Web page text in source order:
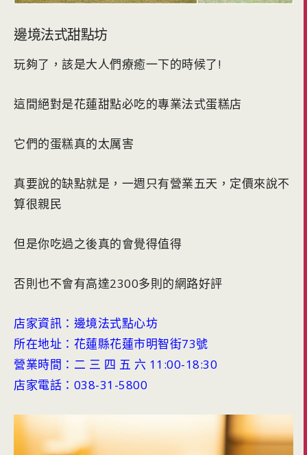
邊境法式甜點坊
玩夠了，該是大人們療癒一下的時候了!
這間絕對是花蓮甜點必吃的專業法式蛋糕店
它們的蛋糕真的太厲害
真要說的缺點就是，一週只有營業五天，定價來說不
算很親民
但是你吃過之後真的會覺得值得
否則也不會有高達2300多則的網路好評
店家資訊：邊境法式點心坊
所在地址：花蓮縣花蓮市明智街73號
營業時間：二 三 四 五 六 11:00-18:30
店家電話：038-31-5800